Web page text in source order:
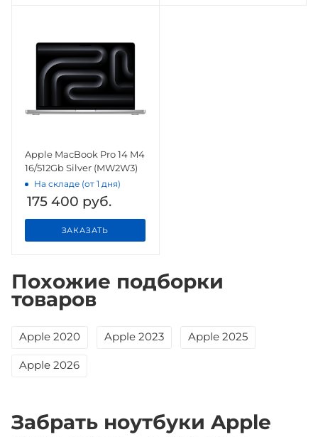
Apple MacBook Pro 14 M4
16/512Gb Silver (MW2W3)
На складе (от 1 дня)
175 400 руб.
ЗАКАЗАТЬ
Похожие подборки
товаров
Apple 2020 Apple 2023 Apple 2025
Apple 2026
Забрать ноутбуки Apple